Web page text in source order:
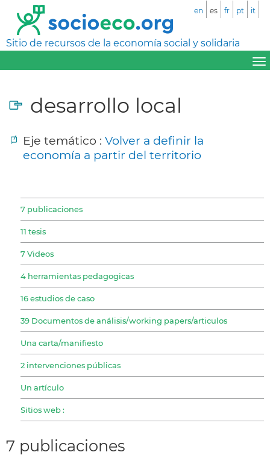
Sitio de recursos de la economía social y solidaria
en es fr pt it
desarrollo local
Eje temático : Volver a definir la
economía a partir del territorio
7 publicaciones
11 tesis
7 Videos
4 herramientas pedagogicas
16 estudios de caso
39 Documentos de análisis/working papers/articulos
Una carta/manifiesto
2 intervenciones públicas
Un artículo
Sitios web :
7 publicaciones